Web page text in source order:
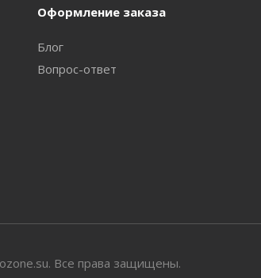
Оформление заказа
Блог
Вопрос-ответ
Все права защищены.